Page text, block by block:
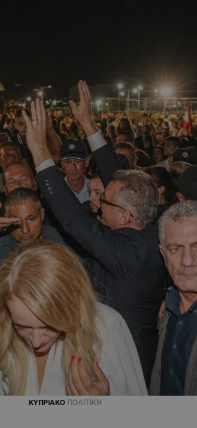
ΚΥΠΡΙΑΚΟ ΠΟΛΙΤΙΚΗ